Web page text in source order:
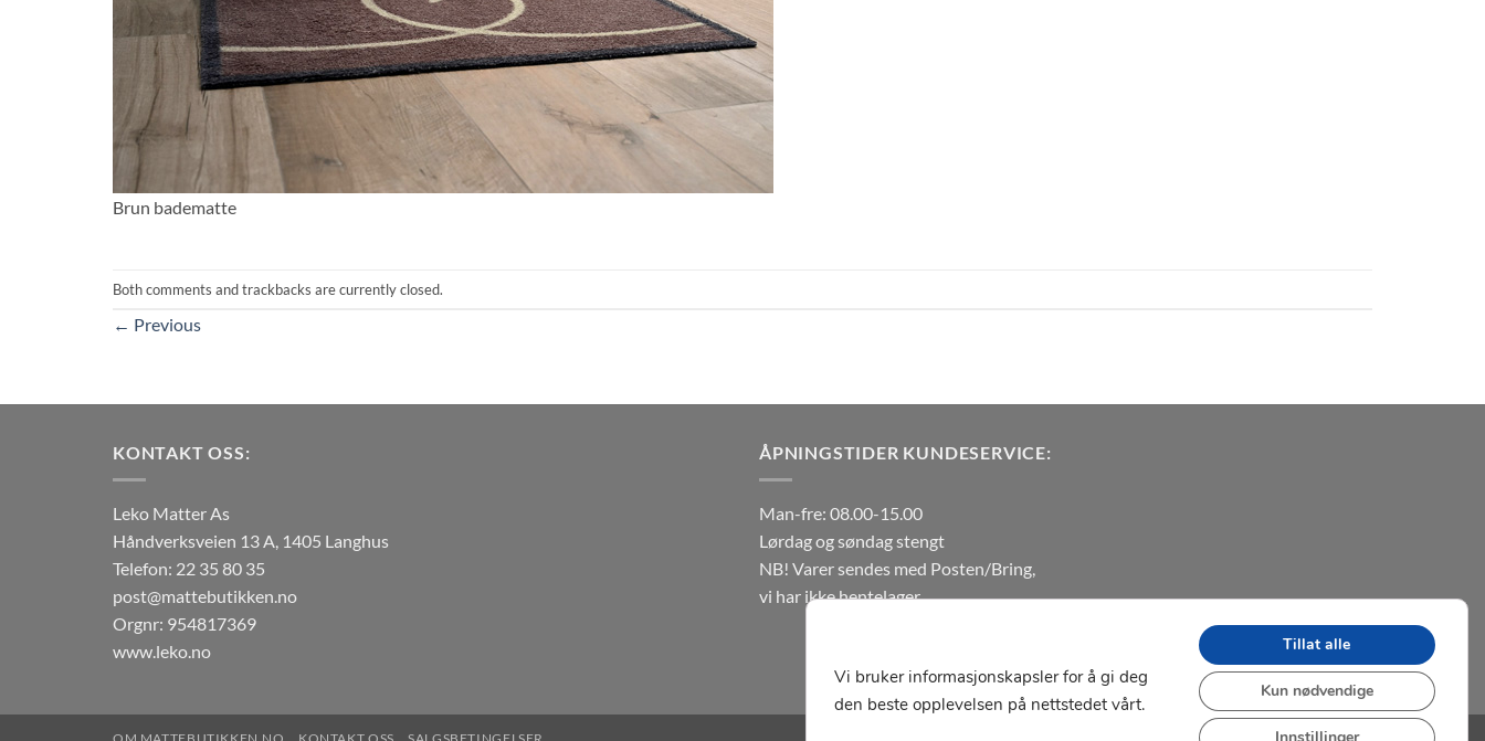
Brun badematte
Both comments and trackbacks are currently closed.
← Previous
KONTAKT OSS:
Leko Matter As
Håndverksveien 13 A, 1405 Langhus
Telefon: 22 35 80 35
post@mattebutikken.no
Orgnr: 954817369
www.leko.no
ÅPNINGSTIDER KUNDESERVICE:
Man-fre: 08.00-15.00
Lørdag og søndag stengt
NB! Varer sendes med Posten/Bring,
vi har ikke hentelager.
Vi bruker informasjonskapsler for å gi deg
den beste opplevelsen på nettstedet vårt.
Tillat alle
Kun nødvendige